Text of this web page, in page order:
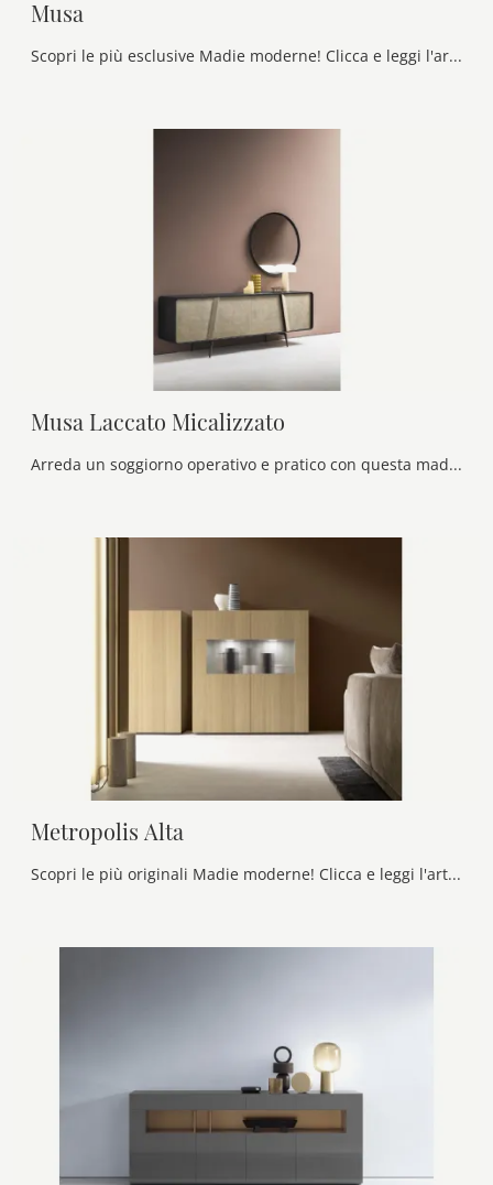
Musa
Scopri le più esclusive Madie moderne! Clicca e leggi l'articolo: mobile soggiorno Musa in laccato opaco, soluzione bella e funzionale.
Musa Laccato Micalizzato
Arreda un soggiorno operativo e pratico con questa madia Musa Laccato Micalizzato di Alf Da Frè: scopri le più belle Madie in laccato opaco.
Metropolis Alta
Scopri le più originali Madie moderne! Clicca e leggi l'articolo: mobile soggiorno Metropolis Alta in melaminico, soluzione bella e funzionale.